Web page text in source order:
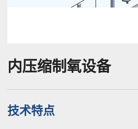
内压缩制氧设备
技术特点